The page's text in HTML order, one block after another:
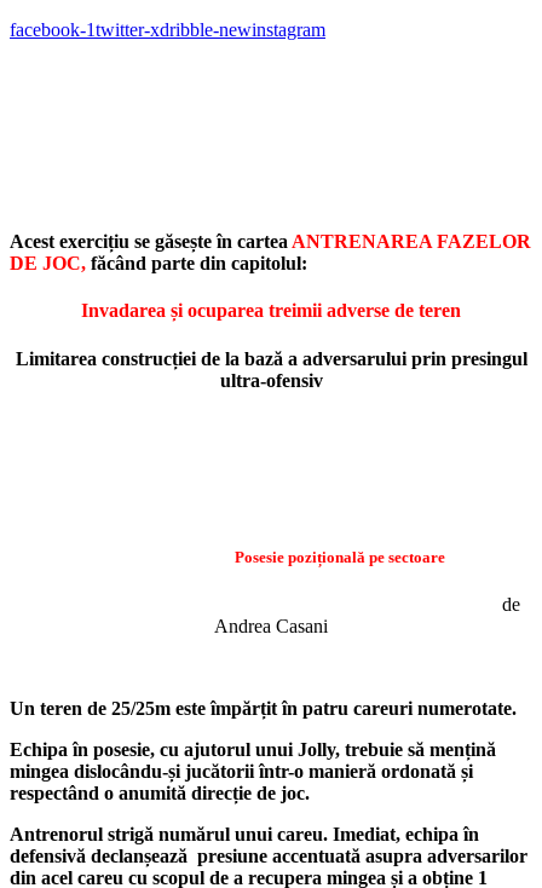
facebook-1twitter-xdribble-newinstagram
Acest exercițiu se găsește în cartea ANTRENAREA FAZELOR
DE JOC, făcând parte din capitolul:
Invadarea și ocuparea treimii adverse de teren
Limitarea construcției de la bază a adversarului prin presingul
ultra-ofensiv
Posesie pozițională pe sectoare
de
Andrea Casani
Un teren de 25/25m este împărțit în patru careuri numerotate.
Echipa în posesie, cu ajutorul unui Jolly, trebuie să mențină
mingea dislocându-și jucătorii într-o manieră ordonată și
respectând o anumită direcție de joc.
Antrenorul strigă numărul unui careu. Imediat, echipa în
defensivă declanșează presiune accentuată asupra adversarilor
din acel careu cu scopul de a recupera mingea și a obține 1